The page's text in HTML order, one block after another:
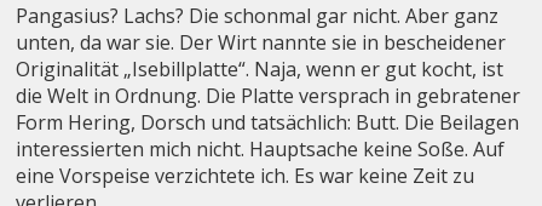
Pangasius? Lachs? Die schonmal gar nicht. Aber ganz
unten, da war sie. Der Wirt nannte sie in bescheidener
Originalität „Isebillplatte“. Naja, wenn er gut kocht, ist
die Welt in Ordnung. Die Platte versprach in gebratener
Form Hering, Dorsch und tatsächlich: Butt. Die Beilagen
interessierten mich nicht. Hauptsache keine Soße. Auf
eine Vorspeise verzichtete ich. Es war keine Zeit zu